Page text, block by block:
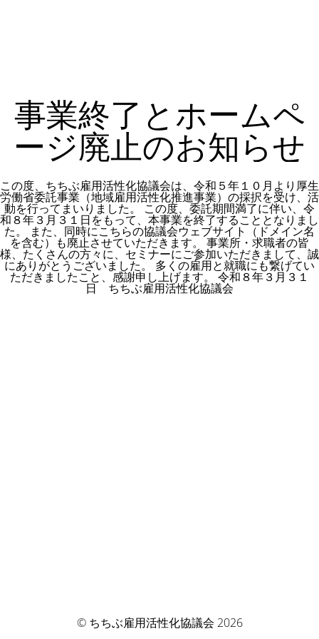
事業終了とホームペ
ージ廃止のお知らせ
この度、ちちぶ雇用活性化協議会は、令和５年１０月より厚生
労働省委託事業（地域雇用活性化推進事業）の採択を受け、活
動を行ってまいりました。 この度、委託期間満了に伴い、令
和８年３月３１日をもって、本事業を終了することとなりまし
た。 また、同時にこちらの協議会ウェブサイト（ドメイン名
を含む）も廃止させていただきます。 事業所・求職者の皆
様、たくさんの方々に、セミナーにご参加いただきまして、誠
にありがとうございました。 多くの雇用と就職にも繋げてい
ただきましたこと、感謝申し上げます。 令和８年３月３１
日 ちちぶ雇用活性化協議会
© ちちぶ雇用活性化協議会 2026